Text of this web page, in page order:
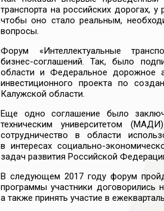
транспорта на российских дорогах,
чтобы оно стало реальным,
вопросы.
Форум «Интеллектуальные
бизнес-соглашений . Так, было
области и Федеральное дорожное
инвестиционного проекта по
Калужской области.
Еще одно соглашение было
техническим университетом
сотрудничество в области
в интересах социально-
задач развития Российской
В следующем 2017 году форум
программы участники договорились
а также принять участие в